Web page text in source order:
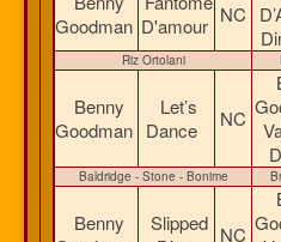
Goodman D'amour NC
Riz Ortolani
Benny
Goodman
Let’s
Dance
NC
Baldridge - Stone - Bonime
Benny
Slipped NC